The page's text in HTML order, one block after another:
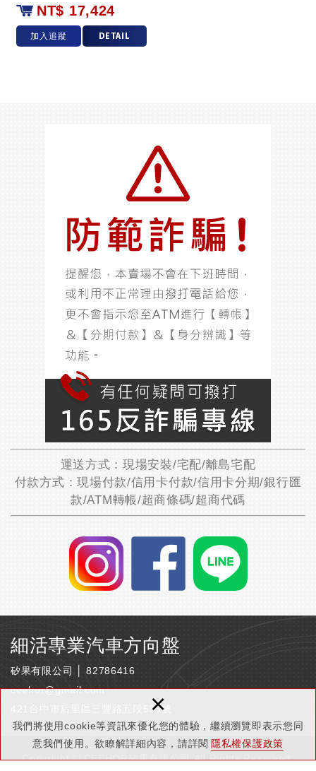
我們將使用cookie等資訊來優化您的體驗，繼續瀏覽即表示您同
意我們使用。欲瞭解詳細內容，請詳閱 隱私權保護政策
×
NT$ 17,424
加入追蹤 DETAIL
運送方式：現場安裝/宅配/離島宅配
付款方式：現場付款/信用卡付款/信用卡分期/銀行匯
款/ATM轉帳/超商條碼/超商代碼
細活專業汽車方向盤
矽果有限公司 │ 82786416
ceehor@gmail.com
421台中市后里區三豐路五段536號
Copyright © CEEHOR矽果有限公司 All Rights Reserved.